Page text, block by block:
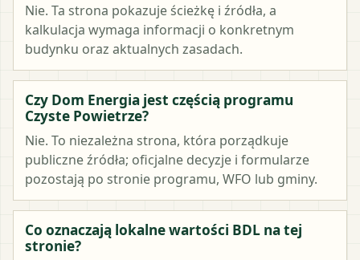
Nie. Ta strona pokazuje ścieżkę i źródła, a
kalkulacja wymaga informacji o konkretnym
budynku oraz aktualnych zasadach.
Czy Dom Energia jest częścią programu
Czyste Powietrze?
Nie. To niezależna strona, która porządkuje
publiczne źródła; oficjalne decyzje i formularze
pozostają po stronie programu, WFO lub gminy.
Co oznaczają lokalne wartości BDL na tej
stronie?